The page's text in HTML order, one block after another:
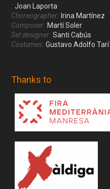
: Joan Laporta
Choreographer: Irina Martínez
Composer: Martí Soler
Set designer: Santi Cabús
Costumes: Gustavo Adolfo Tarí
Thanks to